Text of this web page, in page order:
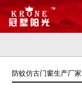
防蚊仿古门窗生产厂